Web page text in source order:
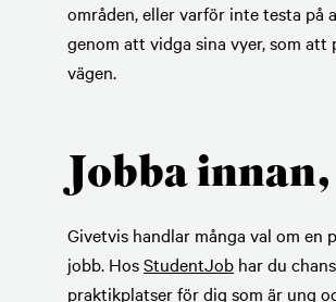
områden, eller varför inte testa på
genom att vidga sina vyer, som
vägen.
Jobba
Givetvis handlar många val om
jobb. HosStudentJob har du
praktikplatser för dig som är ung